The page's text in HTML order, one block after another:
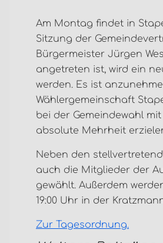
Am Montag findet in
Sitzung der
Bürgermeister Jürgen
angetreten ist, wird ein
werden. Es ist
Wählergemeinschaft
bei der Gemeindewahl
absolute Mehrheit
Neben den
auch die Mitglieder der
gewählt. Außerdem
19:00 Uhr in der
Zur Tagesordnung.